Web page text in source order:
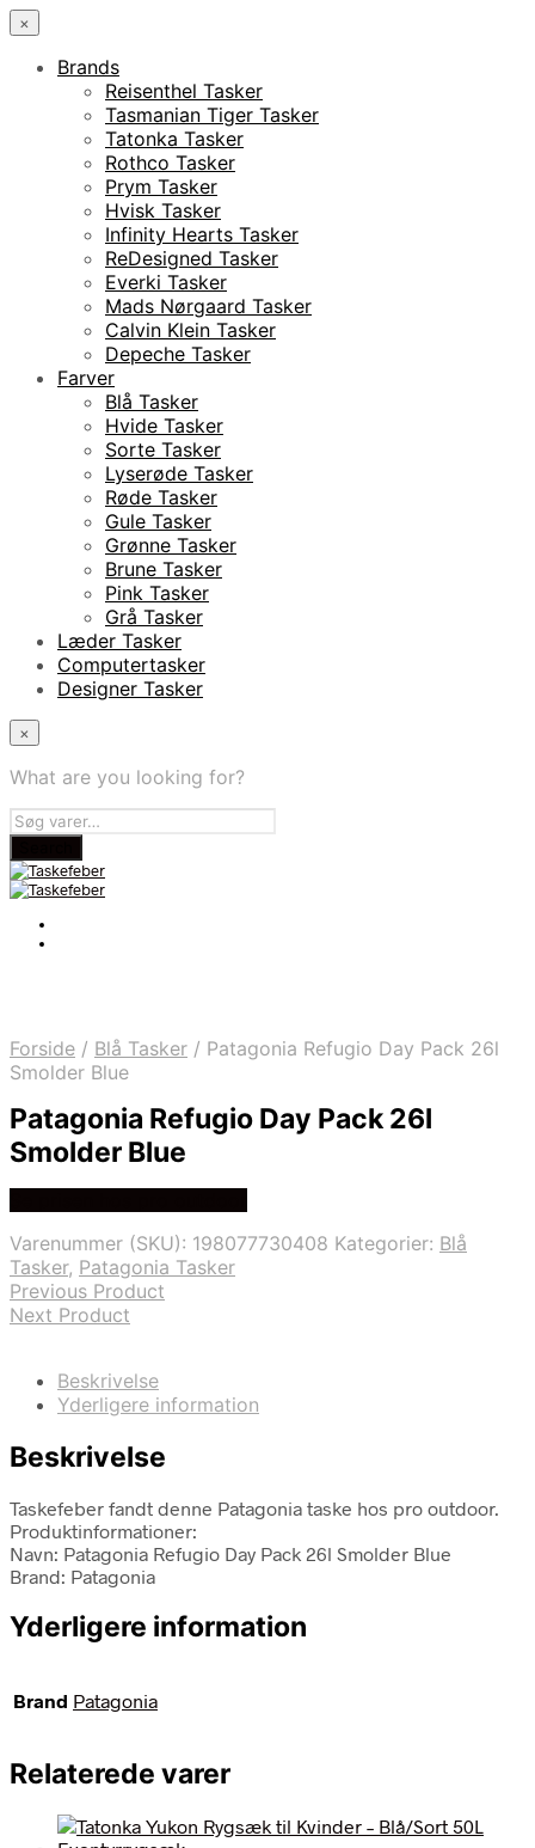
×
Brands
Reisenthel Tasker
Tasmanian Tiger Tasker
Tatonka Tasker
Rothco Tasker
Prym Tasker
Hvisk Tasker
Infinity Hearts Tasker
ReDesigned Tasker
Everki Tasker
Mads Nørgaard Tasker
Calvin Klein Tasker
Depeche Tasker
Farver
Blå Tasker
Hvide Tasker
Sorte Tasker
Lyserøde Tasker
Røde Tasker
Gule Tasker
Grønne Tasker
Brune Tasker
Pink Tasker
Grå Tasker
Læder Tasker
Computertasker
Designer Tasker
×
What are you looking for?
Forside / Blå Tasker / Patagonia Refugio Day Pack 26l
Smolder Blue
Patagonia Refugio Day Pack 26l
Smolder Blue
Varenummer (SKU): 198077730408 Kategorier: Blå
Tasker, Patagonia Tasker
Previous Product
Next Product
Beskrivelse
Yderligere information
Beskrivelse
Taskefeber fandt denne Patagonia taske hos pro outdoor.
Produktinformationer:
Navn: Patagonia Refugio Day Pack 26l Smolder Blue
Brand: Patagonia
Yderligere information
Brand Patagonia
Relaterede varer